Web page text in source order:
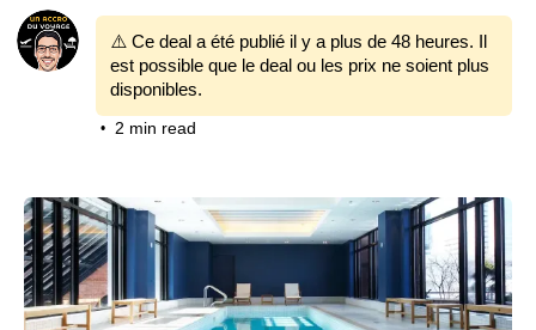
⚠️ Ce deal a été publié il y a plus de 48 heures. Il
est possible que le deal ou les prix ne soient plus
disponibles.
• 2 min read